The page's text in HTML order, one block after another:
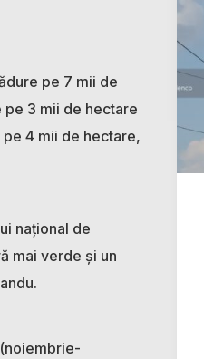
pe 7 mii de
pe 3 mii de hectare
4 mii de hectare,
național de
mai verde și un